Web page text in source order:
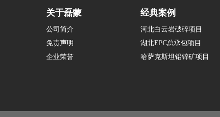
关于磊蒙
公司简介
免责声明
企业荣誉
经典案例
河北白云岩破碎项目
湖北EPC总承包项目
哈萨克斯坦铅锌矿项目